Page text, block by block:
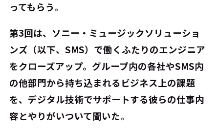
ってもらう。
第3回は、ソニー・ミュージックソリューショ
ンズ（以下、SMS）で働くふたりのエンジニア
をクローズアップ。グループ内の各社やSMS内
の他部門から持ち込まれるビジネス上の課題
を、デジタル技術でサポートする彼らの仕事内
容とやりがいついて聞いた。